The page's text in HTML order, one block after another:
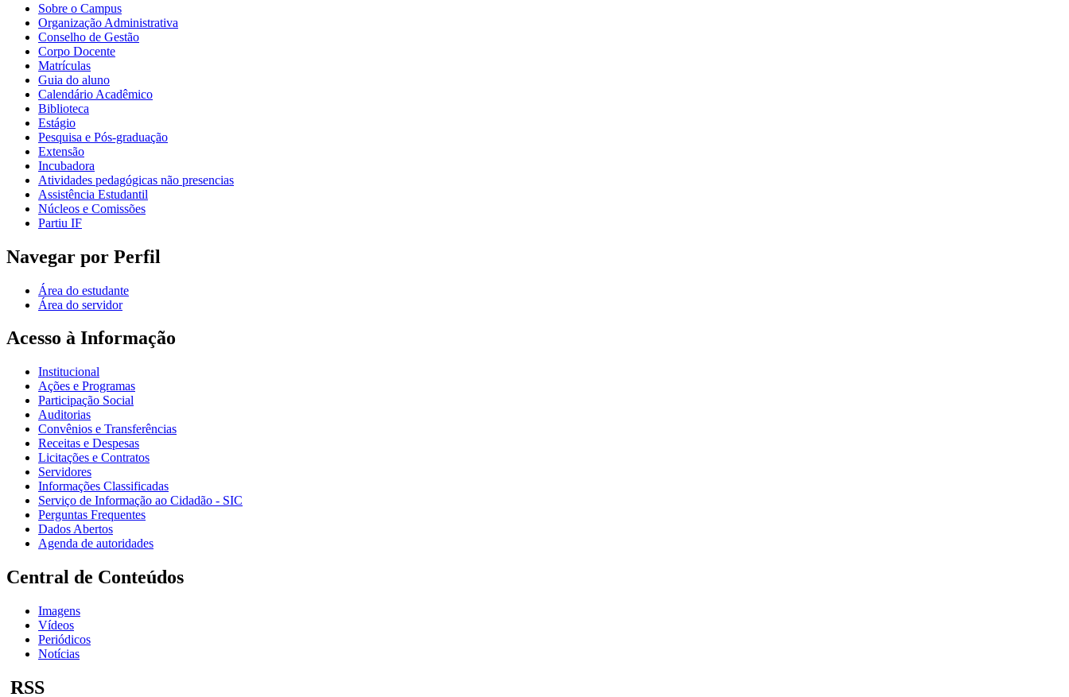
Sobre o Campus
Organização Administrativa
Conselho de Gestão
Corpo Docente
Matrículas
Guia do aluno
Calendário Acadêmico
Biblioteca
Estágio
Pesquisa e Pós-graduação
Extensão
Incubadora
Atividades pedagógicas não presencias
Assistência Estudantil
Núcleos e Comissões
Partiu IF
Navegar por Perfil
Área do estudante
Área do servidor
Acesso à Informação
Institucional
Ações e Programas
Participação Social
Auditorias
Convênios e Transferências
Receitas e Despesas
Licitações e Contratos
Servidores
Informações Classificadas
Serviço de Informação ao Cidadão - SIC
Perguntas Frequentes
Dados Abertos
Agenda de autoridades
Central de Conteúdos
Imagens
Vídeos
Periódicos
Notícias
RSS